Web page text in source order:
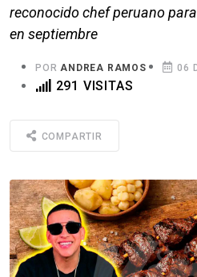
reconocido chef peruano
en septiembre
PORANDREA RAMOS 06
291 VISITAS
COMPARTIR